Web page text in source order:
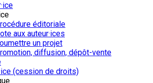
éditoriale
aux auteur·ices
un projet
diffusion, dépôt-vente
(cession de droits)